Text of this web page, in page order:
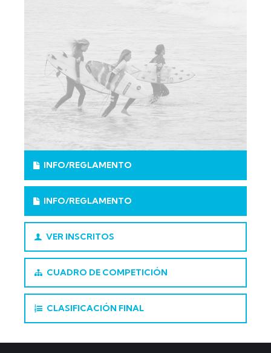
INFO/REGLAMENTO
INFO/REGLAMENTO
VER INSCRITOS
CUADRO DE COMPETICIÓN
CLASIFICACIÓN FINAL